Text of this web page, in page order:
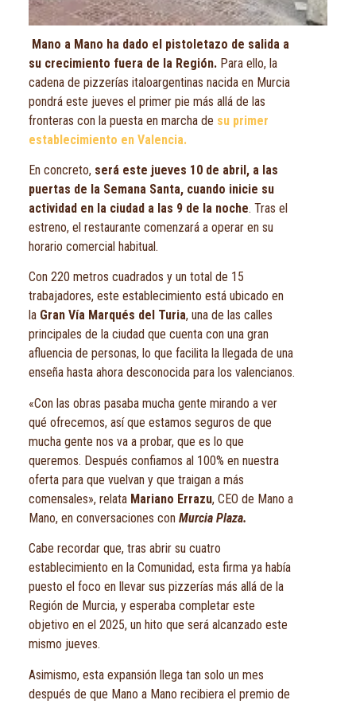
Mano a Mano ha dado el pistoletazo de salida a
su crecimiento fuera de la Región.Para ello, la
cadena de pizzerías italoargentinas nacida en Murcia
pondrá este jueves el primer pie más allá de las
fronteras con la puesta en marcha de su primer
establecimiento en Valencia.
En concreto, será este jueves 10 de abril, a las
puertas de la Semana Santa, cuando inicie su
actividad en la ciudad a las 9 de la noche. Tras el
estreno, el restaurante comenzará a operar en su
horario comercial habitual.
Con 220 metros cuadrados y un total de 15
trabajadores, este establecimiento está ubicado en
la Gran Vía Marqués del Turia, una de las calles
principales de la ciudad que cuenta con una gran
afluencia de personas, lo que facilita la llegada de una
enseña hasta ahora desconocida para los valencianos.
«Con las obras pasaba mucha gente mirando a ver
qué ofrecemos, así que estamos seguros de que
mucha gente nos va a probar, que es lo que
queremos. Después confiamos al 100% en nuestra
oferta para que vuelvan y que traigan a más
comensales», relataMariano Errazu, CEO de Mano a
Mano, en conversaciones con Murcia Plaza.
Cabe recordar que, tras abrir su cuatro
establecimiento en la Comunidad, esta firma ya había
puesto el foco en llevar sus pizzerías más allá de la
Región de Murcia, y esperaba completar este
objetivo en el 2025, un hito que será alcanzado este
mismo jueves.
Asimismo, esta expansión llega tan solo un mes
después de que Mano a Mano recibiera el premio de